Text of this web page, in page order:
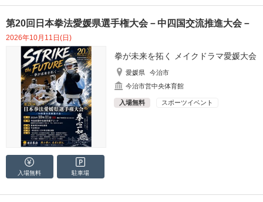
第20回日本拳法愛媛県選手権大会－中四国交流推進大会－
2026年10月11日(日)
拳が未来を拓く メイクドラマ愛媛大会
愛媛県
今治市
今治市営中央体育館
入場無料 スポーツイベント
入場無料 駐車場